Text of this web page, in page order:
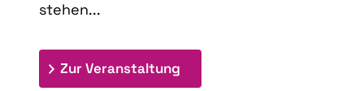
stehen...
Zur Veranstaltung